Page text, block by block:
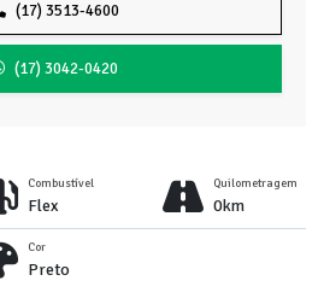
(17) 3513-4600
(17) 3042-0420
Combustível
Flex
Quilometragem
0km
Cor
Preto